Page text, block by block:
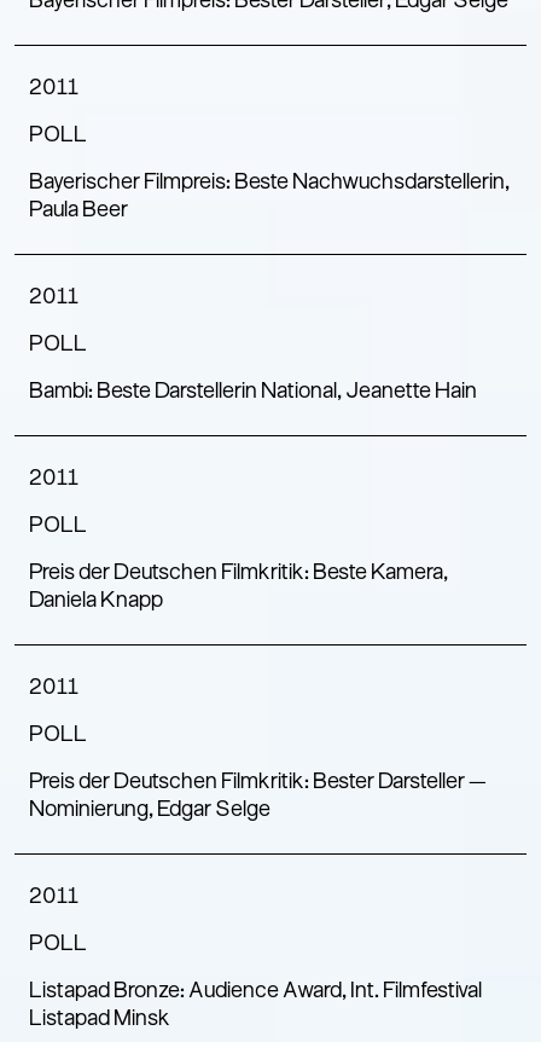
2011
POLL
Bayerischer Filmpreis: Beste Nachwuchsdarstellerin,
Paula Beer
2011
POLL
Bambi: Beste Darstellerin National, Jeanette Hain
2011
POLL
Preis der Deutschen Filmkritik: Beste Kamera,
Daniela Knapp
2011
POLL
Preis der Deutschen Filmkritik: Bester Darsteller —
Nominierung, Edgar Selge
2011
POLL
Listapad Bronze: Audience Award, Int. Filmfestival
Listapad Minsk